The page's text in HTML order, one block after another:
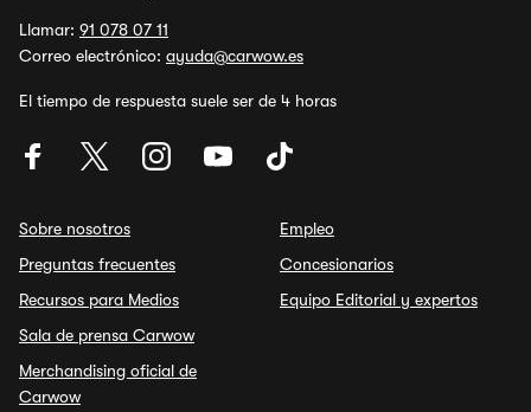
Llamar: 91 078 07 11
Correo electrónico: ayuda@carwow.es
El tiempo de respuesta suele ser de 4 horas
Sobre nosotros
Preguntas frecuentes
Recursos para Medios
Sala de prensa Carwow
Merchandising oficial de
Carwow
Empleo
Concesionarios
Equipo Editorial y expertos